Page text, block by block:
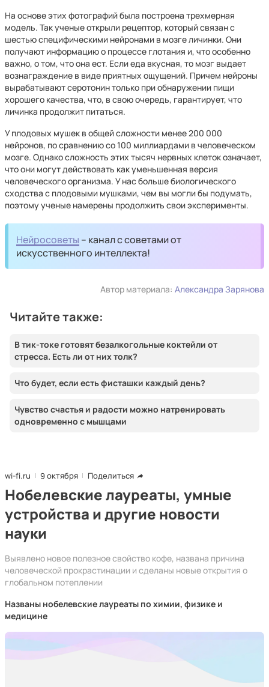
На основе этих фотографий была построена трехмерная
модель. Так ученые открыли рецептор, который связан с
шестью специфическими нейронами в мозге личинки. Они
получают информацию о процессе глотания и, что особенно
важно, о том, что она ест. Если еда вкусная, то мозг выдает
вознаграждение в виде приятных ощущений. Причем нейроны
вырабатывают серотонин только при обнаружении пищи
хорошего качества, что, в свою очередь, гарантирует, что
личинка продолжит питаться.
У плодовых мушек в общей сложности менее 200 000
нейронов, по сравнению со 100 миллиардами в человеческом
мозге. Однако сложность этих тысяч нервных клеток означает,
что они могут действовать как уменьшенная версия
человеческого организма. У нас больше биологического
сходства с плодовыми мушками, чем вы могли бы подумать,
поэтому ученые намерены продолжить свои эксперименты.
Нейросоветы – канал с советами от
искусственного интеллекта!
Автор материала: Александра Зарянова
Читайте также:
В тик-токе готовят безалкогольные коктейли от
стресса. Есть ли от них толк?
Что будет, если есть фисташки каждый день?
Чувство счастья и радости можно натренировать
одновременно с мышцами
wi-fi.ru 9 октября Поделиться
Нобелевские лауреаты, умные
устройства и другие новости
науки
Выявлено новое полезное свойство кофе, названа причина
человеческой прокрастинации и сделаны новые открытия о
глобальном потеплении
Названы нобелевские лауреаты по химии, физике и
медицине